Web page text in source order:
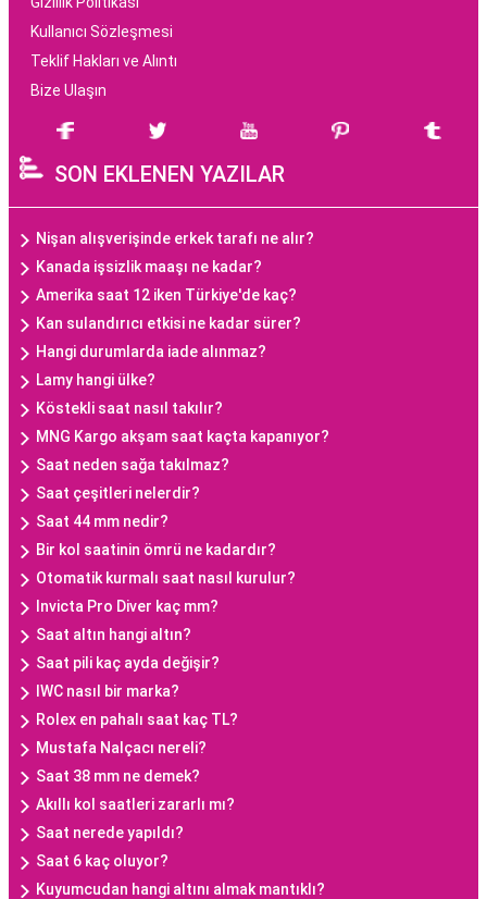
Kullanıcı Sözleşmesi
Teklif Hakları ve Alıntı
Bize Ulaşın
SON EKLENEN YAZILAR
Nişan alışverişinde erkek tarafı ne alır?
Kanada işsizlik maaşı ne kadar?
Amerika saat 12 iken Türkiye'de kaç?
Kan sulandırıcı etkisi ne kadar sürer?
Hangi durumlarda iade alınmaz?
Lamy hangi ülke?
Köstekli saat nasıl takılır?
MNG Kargo akşam saat kaçta kapanıyor?
Saat neden sağa takılmaz?
Saat çeşitleri nelerdir?
Saat 44 mm nedir?
Bir kol saatinin ömrü ne kadardır?
Otomatik kurmalı saat nasıl kurulur?
Invicta Pro Diver kaç mm?
Saat altın hangi altın?
Saat pili kaç ayda değişir?
IWC nasıl bir marka?
Rolex en pahalı saat kaç TL?
Mustafa Nalçacı nereli?
Saat 38 mm ne demek?
Akıllı kol saatleri zararlı mı?
Saat nerede yapıldı?
Saat 6 kaç oluyor?
Kuyumcudan hangi altını almak mantıklı?